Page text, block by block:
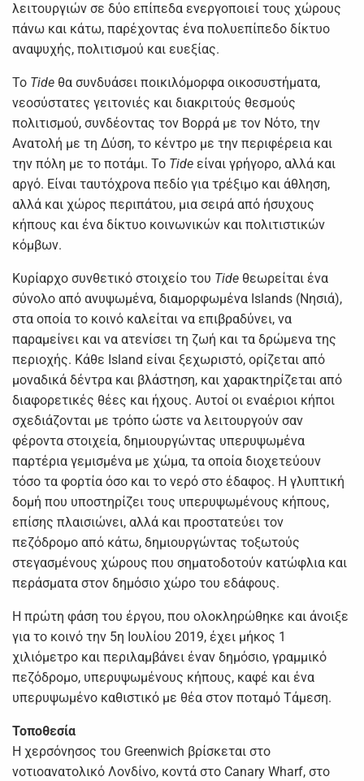
λειτουργιών σε δύο επίπεδα ενεργοποιεί τους χώρους
πάνω και κάτω, παρέχοντας ένα πολυεπίπεδο δίκτυο
αναψυχής, πολιτισμού και ευεξίας.
Το Tide θα συνδυάσει ποικιλόμορφα οικοσυστήματα,
νεοσύστατες γειτονιές και διακριτούς θεσμούς
πολιτισμού, συνδέοντας τον Βορρά με τον Νότο, την
Ανατολή με τη Δύση, το κέντρο με την περιφέρεια και
την πόλη με το ποτάμι. Το Tide είναι γρήγορο, αλλά και
αργό. Είναι ταυτόχρονα πεδίο για τρέξιμο και άθληση,
αλλά και χώρος περιπάτου, μια σειρά από ήσυχους
κήπους και ένα δίκτυο κοινωνικών και πολιτιστικών
κόμβων.
Κυρίαρχο συνθετικό στοιχείο του Tide θεωρείται ένα
σύνολο από ανυψωμένα, διαμορφωμένα Islands (Νησιά),
στα οποία το κοινό καλείται να επιβραδύνει, να
παραμείνει και να ατενίσει τη ζωή και τα δρώμενα της
περιοχής. Κάθε Island είναι ξεχωριστό, ορίζεται από
μοναδικά δέντρα και βλάστηση, και χαρακτηρίζεται από
διαφορετικές θέες και ήχους. Αυτοί οι εναέριοι κήποι
σχεδιάζονται με τρόπο ώστε να λειτουργούν σαν
φέροντα στοιχεία, δημιουργώντας υπερυψωμένα
παρτέρια γεμισμένα με χώμα, τα οποία διοχετεύουν
τόσο τα φορτία όσο και το νερό στο έδαφος. Η γλυπτική
δομή που υποστηρίζει τους υπερυψωμένους κήπους,
επίσης πλαισιώνει, αλλά και προστατεύει τον
πεζόδρομο από κάτω, δημιουργώντας τοξωτούς
στεγασμένους χώρους που σηματοδοτούν κατώφλια και
περάσματα στον δημόσιο χώρο του εδάφους.
Η πρώτη φάση του έργου, που ολοκληρώθηκε και άνοιξε
για το κοινό την 5η Ιουλίου 2019, έχει μήκος 1
χιλιόμετρο και περιλαμβάνει έναν δημόσιο, γραμμικό
πεζόδρομο, υπερυψωμένους κήπους, καφέ και ένα
υπερυψωμένο καθιστικό με θέα στον ποταμό Τάμεση.
Τοποθεσία
Η χερσόνησος του Greenwich βρίσκεται στο
νοτιοανατολικό Λονδίνο, κοντά στο Canary Wharf, στο